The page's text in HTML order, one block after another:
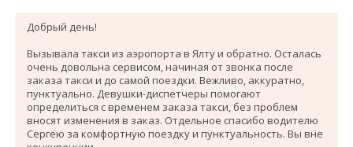
Добрый день!
Вызывала такси из аэропорта в Ялту и обратно. Осталась
очень довольна сервисом, начиная от звонка после
заказа такси и до самой поездки. Вежливо, аккуратно,
пунктуально. Девушки-диспетчеры помогают
определиться с временем заказа такси, без проблем
вносят изменения в заказ. Отдельное спасибо водителю
Сергею за комфортную поездку и пунктуальность. Вы вне